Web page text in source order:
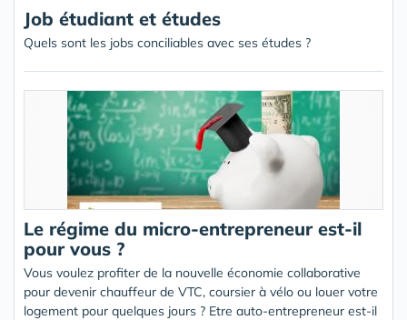
Job étudiant et études
Quels sont les jobs conciliables avec ses études ?
Le régime du micro-entrepreneur est-il
pour vous ?
Vous voulez profiter de la nouvelle économie collaborative
pour devenir chauffeur de VTC, coursier à vélo ou louer votre
logement pour quelques jours ? Etre auto-entrepreneur est-il